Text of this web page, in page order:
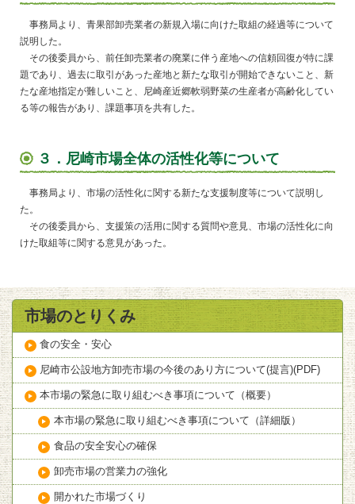
事務局より、青果部卸売業者の新規入場に向けた取組の経過等について
説明した。
その後委員から、前任卸売業者の廃業に伴う産地への信頼回復が特に課
題であり、過去に取引があった産地と新たな取引が開始できないこと、新
たな産地指定が難しいこと、尼崎産近郷軟弱野菜の生産者が高齢化してい
る等の報告があり、課題事項を共有した。
３．尼崎市場全体の活性化等について
事務局より、市場の活性化に関する新たな支援制度等について説明し
た。
その後委員から、支援策の活用に関する質問や意見、市場の活性化に向
けた取組等に関する意見があった。
市場のとりくみ
食の安全・安心
尼崎市公設地方卸売市場の今後のあり方について(提言)(PDF)
本市場の緊急に取り組むべき事項について（概要）
本市場の緊急に取り組むべき事項について（詳細版）
食品の安全安心の確保
卸売市場の営業力の強化
開かれた市場づくり